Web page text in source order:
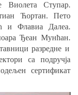
Виолета Ступар.
Ћортан. Пето
и Флавиа Далеа.
Ђеан Мунћан.
разредне и
са подручја
сертификат